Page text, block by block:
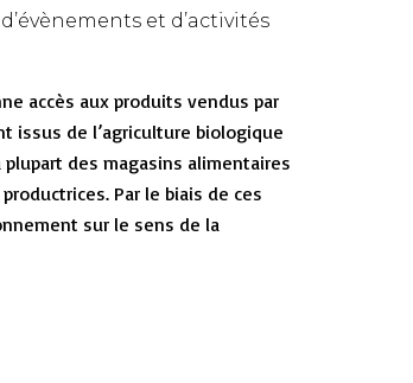
et d’activités
accès aux produits vendus par
issus de l’agriculture biologique
des magasins alimentaires
Par le biais de ces
sur le sens de la